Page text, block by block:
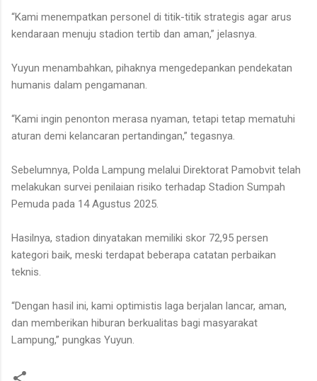
“Kami menempatkan personel di titik-titik strategis agar arus
kendaraan menuju stadion tertib dan aman,” jelasnya.
Yuyun menambahkan, pihaknya mengedepankan pendekatan
humanis dalam pengamanan.
“Kami ingin penonton merasa nyaman, tetapi tetap mematuhi
aturan demi kelancaran pertandingan,” tegasnya.
Sebelumnya, Polda Lampung melalui Direktorat Pamobvit telah
melakukan survei penilaian risiko terhadap Stadion Sumpah
Pemuda pada 14 Agustus 2025.
Hasilnya, stadion dinyatakan memiliki skor 72,95 persen
kategori baik, meski terdapat beberapa catatan perbaikan
teknis.
“Dengan hasil ini, kami optimistis laga berjalan lancar, aman,
dan memberikan hiburan berkualitas bagi masyarakat
Lampung,” pungkas Yuyun.